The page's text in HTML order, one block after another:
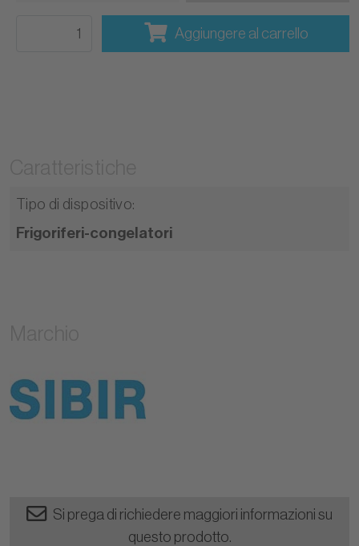
Aggiungere al carrello
Tipo di dispositivo:
Frigoriferi-congelatori
Si prega di richiedere maggiori informazioni su
questo prodotto.